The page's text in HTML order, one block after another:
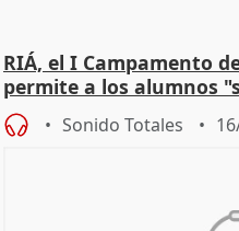
RIÁ, el I Campamento
permite a los alumnos
piel"
Sonido Totales